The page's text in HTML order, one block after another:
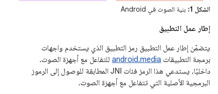
الشكل 1: بنية الصوت في Android
إطار عمل التطبيق
يتضمّن إطار عمل التطبيق رمز التطبيق الذي يستخدم واجهات
برمجة التطبيقات android.media للتفاعل مع أجهزة الصوت.
داخليًا، يستدعي هذا الرمز فئات JNI المطابقة للوصول إلى الرموز
البرمجية الأصلية التي تتفاعل مع أجهزة الصوت.